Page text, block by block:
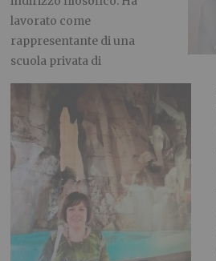
lavorato come
rappresentante di una
scuola privata di